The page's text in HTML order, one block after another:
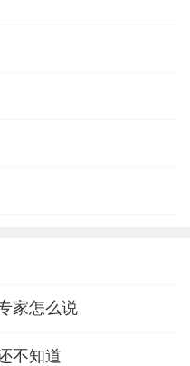
家怎么说
不知道